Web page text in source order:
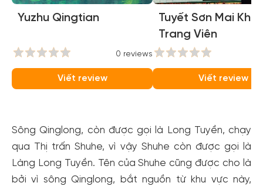
Yuzhu Qingtian
0 reviews
Viết review
Tuyết Sơn Mai Khôi
Trang Viên
Viết review
Sông Qinglong, còn được gọi là Long Tuyền, chạy
qua Thị trấn Shuhe, vì vậy Shuhe còn được gọi là
Làng Long Tuyền. Tên của Shuhe cũng được cho là
bởi vì sông Qinglong, bắt nguồn từ khu vực này,